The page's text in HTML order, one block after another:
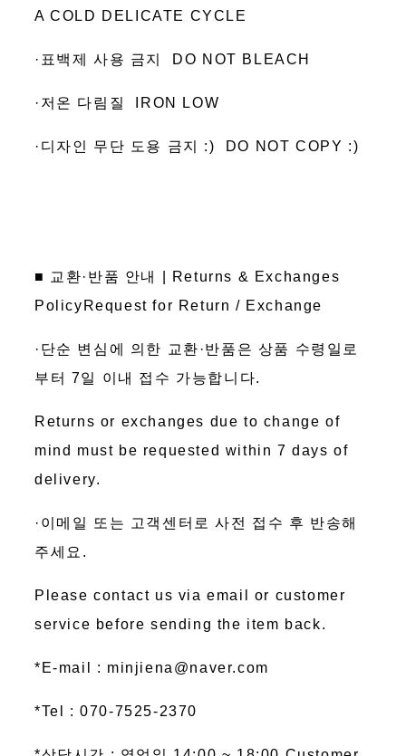
A COLD DELICATE CYCLE
·표백제 사용 금지 DO NOT BLEACH
·저온 다림질 IRON LOW
·디자인 무단 도용 금지 :) DO NOT COPY :)
■ 교환·반품 안내 | Returns & Exchanges
PolicyRequest for Return / Exchange
·단순 변심에 의한 교환·반품은 상품 수령일로
부터 7일 이내 접수 가능합니다.
Returns or exchanges due to change of
mind must be requested within 7 days of
delivery.
·이메일 또는 고객센터로 사전 접수 후 반송해
주세요.
Please contact us via email or customer
service before sending the item back.
*E-mail : minjiena@naver.com
*Tel : 070-7525-2370